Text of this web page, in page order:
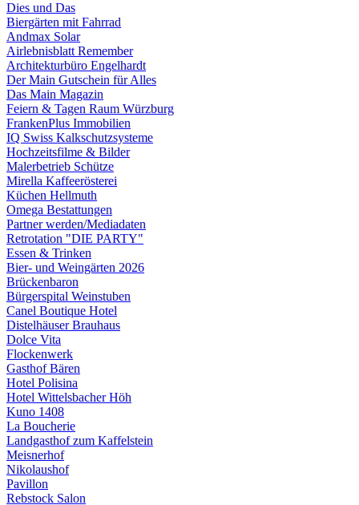
Dies und Das
Biergärten mit Fahrrad
Andmax Solar
Airlebnisblatt Remember
Architekturbüro Engelhardt
Der Main Gutschein für Alles
Das Main Magazin
Feiern & Tagen Raum Würzburg
FrankenPlus Immobilien
IQ Swiss Kalkschutzsysteme
Hochzeitsfilme & Bilder
Malerbetrieb Schütze
Mirella Kaffeerösterei
Küchen Hellmuth
Omega Bestattungen
Partner werden/Mediadaten
Retrotation "DIE PARTY"
Essen & Trinken
Bier- und Weingärten 2026
Brückenbaron
Bürgerspital Weinstuben
Canel Boutique Hotel
Distelhäuser Brauhaus
Dolce Vita
Flockenwerk
Gasthof Bären
Hotel Polisina
Hotel Wittelsbacher Höh
Kuno 1408
La Boucherie
Landgasthof zum Kaffelstein
Meisnerhof
Nikolaushof
Pavillon
Rebstock Salon